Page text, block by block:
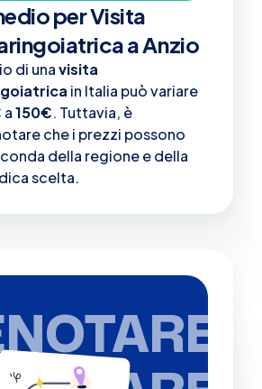
per Visita
a Anzio
di unavisita
in Italia può variare
a150€. Tuttavia, è
che i prezzi possono
della regione e della
scelta.